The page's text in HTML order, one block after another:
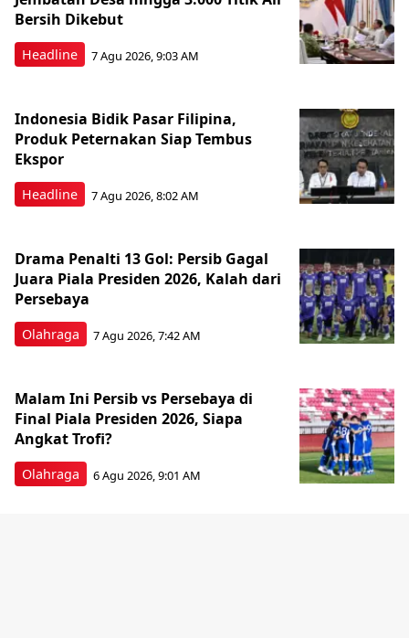
Headline
Bersih Dikebut
7 Agu 2026, 9:03 AM
Headline
Indonesia Bidik Pasar Filipina,
Produk Peternakan Siap Tembus
Ekspor
7 Agu 2026, 8:02 AM
Olahraga
Drama Penalti 13 Gol: Persib Gagal
Juara Piala Presiden 2026, Kalah dari
Persebaya
7 Agu 2026, 7:42 AM
Olahraga
Malam Ini Persib vs Persebaya di
Final Piala Presiden 2026, Siapa
Angkat Trofi?
6 Agu 2026, 9:01 AM